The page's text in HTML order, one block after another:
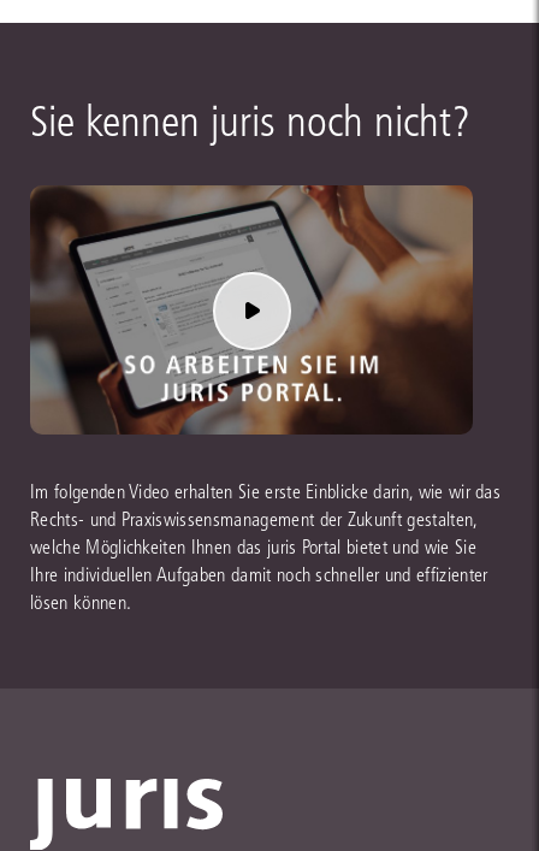
Sie kennen juris noch nicht?
Im folgenden Video erhalten Sie erste Einblicke darin, wie wir das
Rechts- und Praxiswissensmanagement der Zukunft gestalten,
welche Möglichkeiten Ihnen das juris Portal bietet und wie Sie
Ihre individuellen Aufgaben damit noch schneller und effizienter
lösen können.